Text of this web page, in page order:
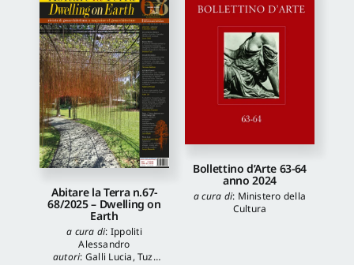
Abitare la Terra n.67-
68/2025 – Dwelling on
Earth
a cura di: Ippoliti
Alessandro
autori: Galli Lucia,Tuzi
Bollettino d’Arte 63-64
anno 2024
a cura di: Ministero della
Cultura